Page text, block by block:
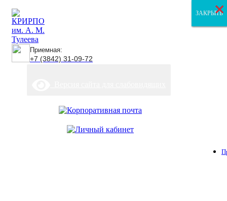
Приемная:
+7 (3842) 31-09-72
ЗАКРЫТЬ
ЗАКРЫТЬ
ЗАКРЫТЬ
×
×
×